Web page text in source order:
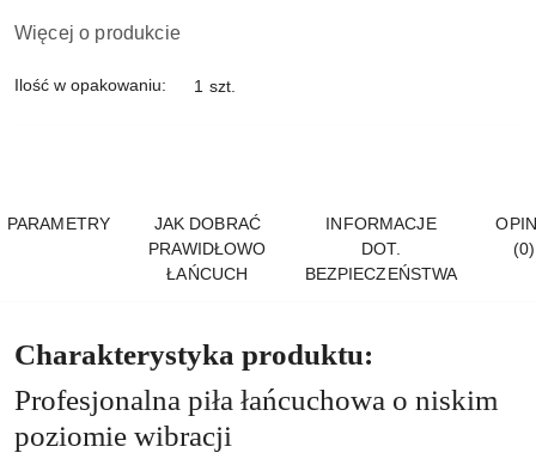
Więcej o produkcie
Ilość w opakowaniu: 1 szt.
PARAMETRY
JAK DOBRAĆ
PRAWIDŁOWO
ŁAŃCUCH
INFORMACJE
DOT.
BEZPIECZEŃSTWA
(0)
Charakterystyka produktu:
Profesjonalna piła łańcuchowa o niskim
poziomie wibracji